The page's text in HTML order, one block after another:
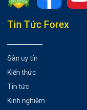
Tổng hợp bài viết
Chỉ số CPI của
Báo cáo CPI của Anh
Tuyên bố của FOMC
GDP của New Zealand
Tin Tức Forex
Sàn uy tín
Kiến thức
Tin tức
Kinh nghiệm